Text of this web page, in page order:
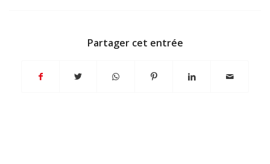
Partager cet entrée